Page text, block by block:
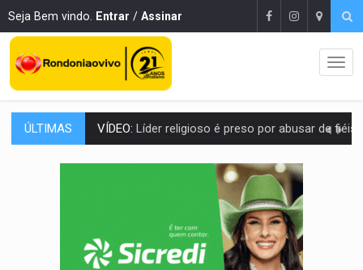
Seja Bem vindo. Entrar / Assinar
ÚLTIMAS LEVANTAMENTO:Brasil tem uma história marcada por guerras, revoltas e
LAMENTÁVEL:Mulher é encontrada morta dentro de residência
'XANDY DO MOTOCROSS':Pai morre em acidente na BR-364 duas semanas após
PESO DO VOTO:Cinco maiores colégios eleitorais concentram 53,7% dos
COLUNA SEMANAL:Largada foi dada e candidatos ao Governo de RO partem